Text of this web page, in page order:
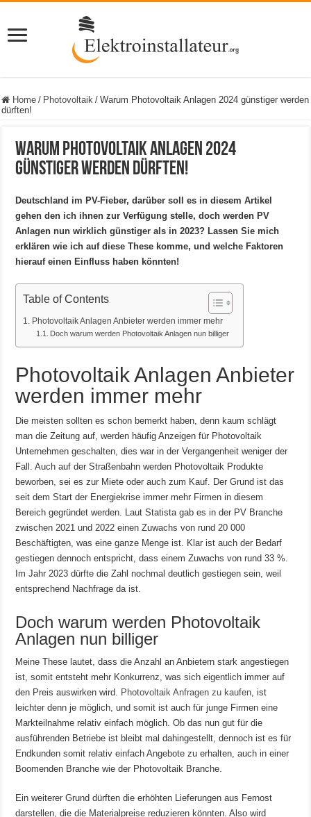
Home / Photovoltaik / Warum Photovoltaik Anlagen 2024 günstiger werden
dürften!
Warum Photovoltaik Anlagen 2024
günstiger werden dürften!
Deutschland im PV-Fieber, darüber soll es in diesem Artikel
gehen den ich ihnen zur Verfügung stelle, doch werden PV
Anlagen nun wirklich günstiger als in 2023? Lassen Sie mich
erklären wie ich auf diese These komme, und welche Faktoren
hierauf einen Einfluss haben könnten!
Table of Contents
Photovoltaik Anlagen Anbieter werden immer mehr
Doch warum werden Photovoltaik Anlagen nun billiger
Photovoltaik Anlagen Anbieter
werden immer mehr
Die meisten sollten es schon bemerkt haben, denn kaum schlägt
man die Zeitung auf, werden häufig Anzeigen für Photovoltaik
Unternehmen geschalten, dies war in der Vergangenheit weniger der
Fall. Auch auf der Straßenbahn werden Photovoltaik Produkte
beworben, sei es zur Miete oder auch zum Kauf. Der Grund ist das
seit dem Start der Energiekrise immer mehr Firmen in diesem
Bereich gegründet werden. Laut Statista gab es in der PV Branche
zwischen 2021 und 2022 einen Zuwachs von rund 20 000
Beschäftigten, was eine ganze Menge ist. Klar ist auch der Bedarf
gestiegen dennoch entspricht, dass einem Zuwachs von rund 33 %.
Im Jahr 2023 dürfte die Zahl nochmal deutlich gestiegen sein, weil
entsprechend Nachfrage da ist.
Doch warum werden Photovoltaik
Anlagen nun billiger
Meine These lautet, dass die Anzahl an Anbietern stark angestiegen
ist, somit entsteht mehr Konkurrenz, was sich eigentlich immer auf
den Preis auswirken wird. Photovoltaik Anfragen zu kaufen, ist
leichter denn je möglich, und somit ist auch für junge Firmen eine
Markteilnahme relativ einfach möglich. Ob das nun gut für die
ausführenden Betriebe ist bleibt mal dahingestellt, dennoch ist es für
Endkunden somit relativ einfach Angebote zu erhalten, auch in einer
Boomenden Branche wie der Photovoltaik Branche.
Ein weiterer Grund dürften die erhöhten Lieferungen aus Fernost
darstellen, die die Materialpreise reduzieren könnten. Also wird